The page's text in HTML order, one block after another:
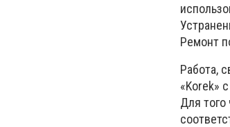
Ремонт
Работа,
«Korek»
Для того